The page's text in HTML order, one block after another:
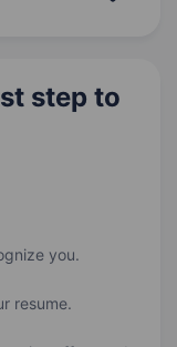
step to
you.
resume.